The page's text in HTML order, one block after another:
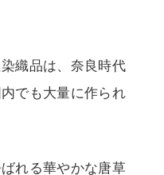
織品は、奈良時代
でも大量に作られ
れる華やかな唐草